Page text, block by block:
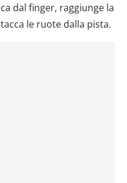
dal finger, raggiunge la
le ruote dalla pista.